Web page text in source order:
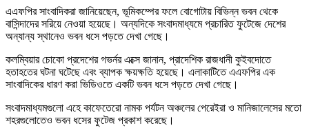
এএফপির সাংবাদিকরা জানিয়েছেন, ভূমিকম্পের ফলে বোগোটায় বিভিন্ন ভবন থেকে
বাসিন্দাদের সরিয়ে নেওয়া হয়েছে। অন্যদিকে সংবাদমাধ্যমে প্রচারিত ফুটেজে দেশের
অন্যান্য স্থানেও ভবন ধসে পড়তে দেখা গেছে।
কলম্বিয়ার চোকো প্রদেশের গভর্নর এক্সে জানান, প্রাদেশিক রাজধানী কুইবদোতে
হতাহতের ঘটনা ঘটেছে এবং ব্যাপক ক্ষয়ক্ষতি হয়েছে। এলাকাটিতে এএফপির এক
সাংবাদিকের ধারণ করা ভিডিওতে একটি ভবন ধসে পড়তে দেখা গেছে।
সংবাদমাধ্যমগুলো এহে কাফেতেরো নামক পর্যটন অঞ্চলের পেরেইরা ও মানিজালেসের মতো
শহরগুলোতেও ভবন ধসের ফুটেজ প্রকাশ করেছে।